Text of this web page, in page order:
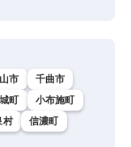
市
千曲市
町
小布施町
村
信濃町